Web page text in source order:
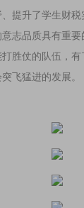
提升了学生财
志品质具有重
胜仗的队伍，有
飞猛进的发展。